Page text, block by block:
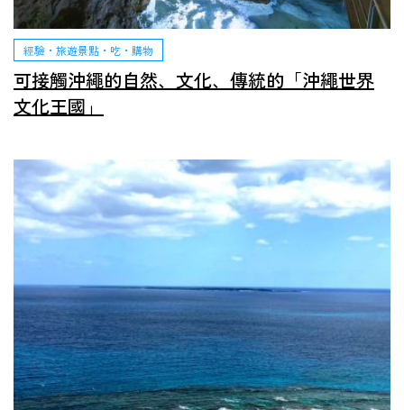
經驗・旅遊景點・吃・購物
可接觸沖繩的自然、文化、傳統的「沖繩世界
文化王國」